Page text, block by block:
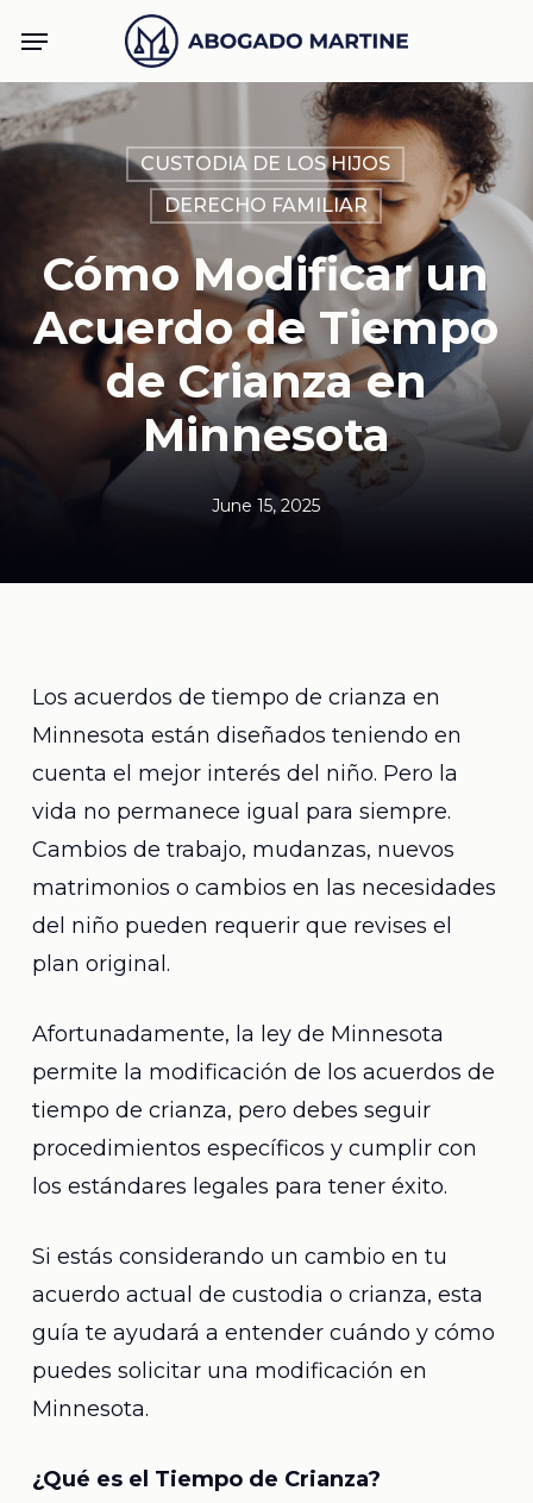
main
content
Menu
CUSTODIA DE LOS HIJOS
DERECHO FAMILIAR
Cómo Modificar un
Acuerdo de Tiempo
de Crianza en
Minnesota
June 15, 2025
Los acuerdos de tiempo de crianza en
Minnesota están diseñados teniendo en
cuenta el mejor interés del niño. Pero la
vida no permanece igual para siempre.
Cambios de trabajo, mudanzas, nuevos
matrimonios o cambios en las necesidades
del niño pueden requerir que revises el
plan original.
Afortunadamente, la ley de Minnesota
permite la modificación de los acuerdos de
tiempo de crianza, pero debes seguir
procedimientos específicos y cumplir con
los estándares legales para tener éxito.
Si estás considerando un cambio en tu
acuerdo actual de custodia o crianza, esta
guía te ayudará a entender cuándo y cómo
puedes solicitar una modificación en
Minnesota.
¿Qué es el Tiempo de Crianza?